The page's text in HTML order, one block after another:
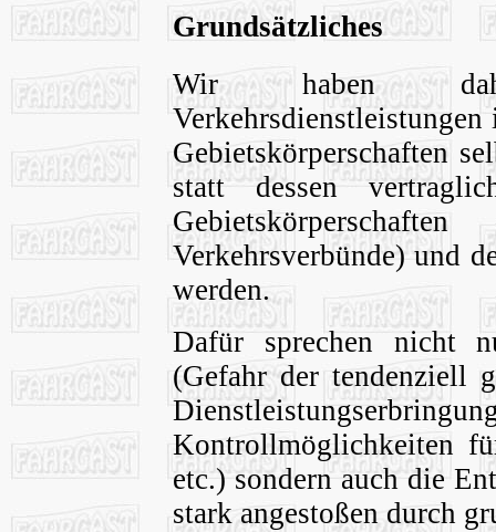
Grundsätzliches
Wir haben
Gebietskörperschaften
statt dessen
Verkehrsverbünde) und
werden.
Dafür sprechen nicht
(Gefahr der tendenziell
Kontrollmöglichkeiten
etc.) sondern auch die
stark angestoßen durch